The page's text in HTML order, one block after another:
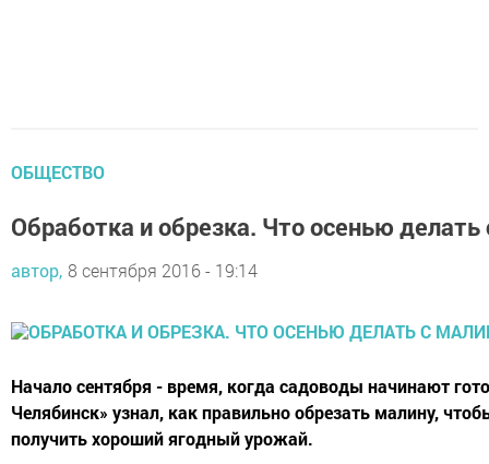
ОБЩЕСТВО
Обработка и обрезка. Что осенью делать
автор, 8 сентября 2016 - 19:14
Начало сентября - время, когда садоводы начинают
Челябинск» узнал, как правильно обрезать малину,
получить хороший ягодный урожай.